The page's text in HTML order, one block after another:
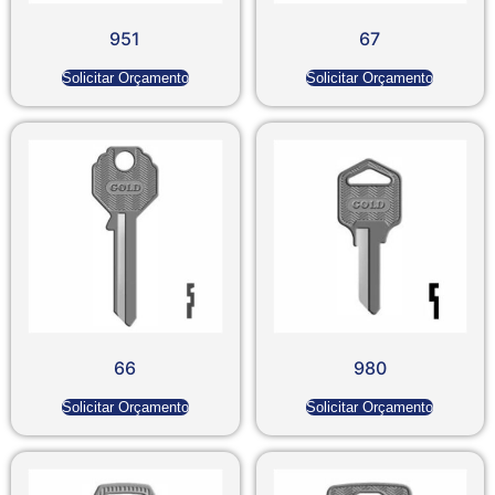
951
Solicitar Orçamento
67
Solicitar Orçamento
66
Solicitar Orçamento
980
Solicitar Orçamento